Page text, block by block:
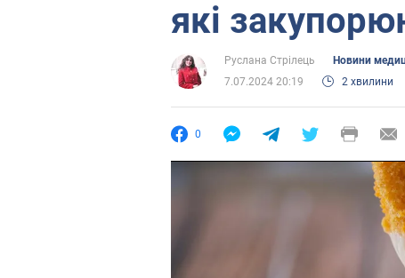
які
Руслана Стрілець
Новини
7.07.2024 20:19
2 хвилини
0